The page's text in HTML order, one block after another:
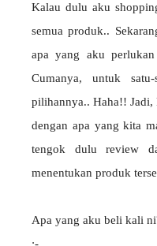
Kalau dulu aku
semua produk..
apa yang aku
Cumanya, untuk
pilihannya.. Haha!! Jadi,
dengan apa yang kita
tengok dulu review
menentukan produk
Apa yang aku beli kali